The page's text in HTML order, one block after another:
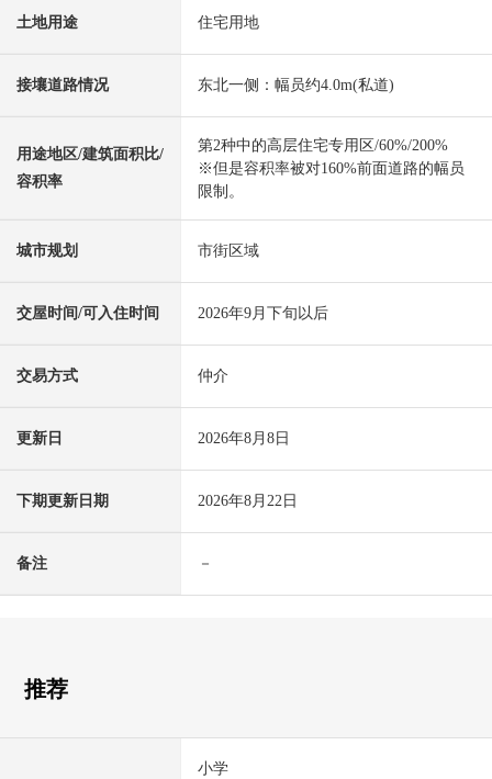
土地用途 住宅用地
接壤道路情况 东北一侧：幅员约4.0m(私道)
用途地区/建筑面积比/
容积率
第2种中的高层住宅专用区/60%/200%
※但是容积率被对160%前面道路的幅员
限制。
城市规划 市街区域
交屋时间/可入住时间 2026年9月下旬以后
交易方式 仲介
更新日 2026年8月8日
下期更新日期 2026年8月22日
备注 －
推荐
小学